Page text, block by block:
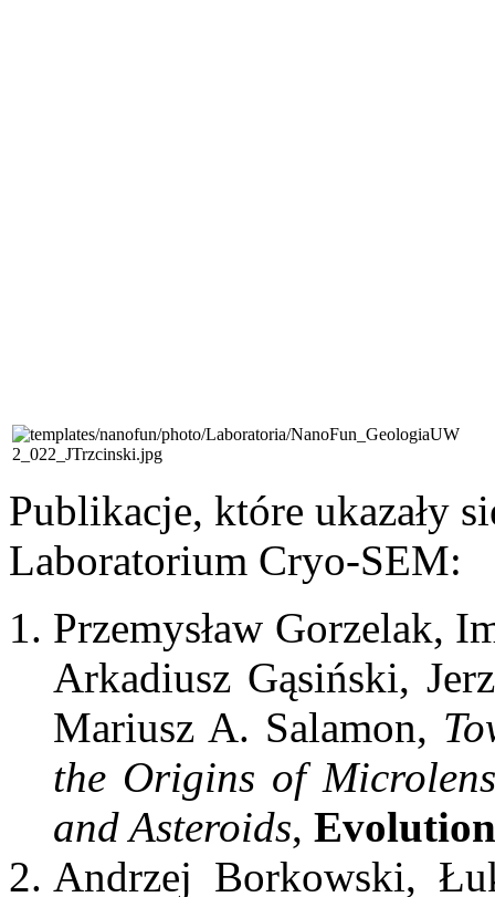
Publikacje, które ukazały
Laboratorium Cryo-SEM:
Przemysław Gorzelak,
Arkadiusz Gąsiński,
Mariusz A. Salamon,
the Origins of
and Asteroids,
Andrzej Borkowski,